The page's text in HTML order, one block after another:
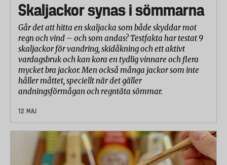
ska livslängden vid ”hög effektförbrukning”
(motsvarande t ex en portabel cd-spelare) mätas
fram till dess att batteriet avger 0,8 Volt och vid
”mycket hög effektförbrukning” (motsvarande t ex
en digitalkamera) fram till 0,9 Volt. Men eftersom
teknikprodukter ofta slutar fungera redan vid 1,0
Volt, mättes även denna livslängd. Testet visar också
att skillnaden i livslängd mellan det bästa och
sämsta batteriet av samma fabrikat kan vara stor,
vilket drar ner slutomdömet.
Testresultaten från fyra olika mätningarna –
livslängd vid hög effektförbrukning till 0,8
Skaljackor synas i sömmarna
Går det att hitta en skaljacka som både skyddar mot
regn och vind – och som andas? Testfakta har testat 9
skaljackor för vandring, skidåkning och ett aktivt
vardagsbruk och kan kora en tydlig vinnare och flera
mycket bra jackor. Men också många jackor som inte
håller måttet, speciellt när det gäller
andningsförmågan och regntäta sömmar.
12 MAJ